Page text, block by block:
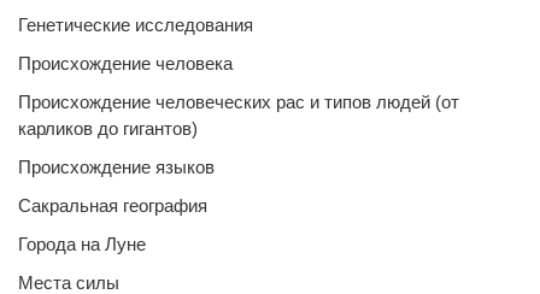
Генетические исследования
Происхождение человека
Происхождение человеческих рас и типов людей (от
карликов до гигантов)
Происхождение языков
Сакральная география
Города на Луне
Места силы